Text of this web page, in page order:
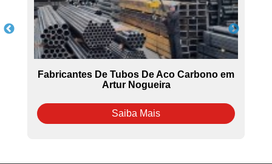
Fabricantes De Tubos De Aco Carbono em
Artur Nogueira
Saiba Mais